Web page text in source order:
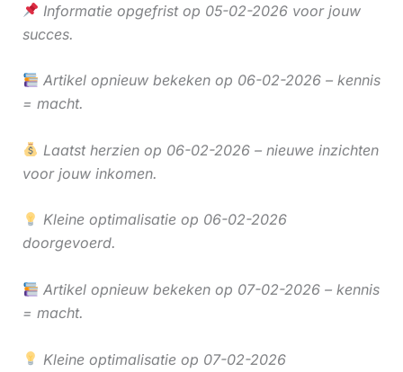
Informatie opgefrist op 05-02-2026 voor jouw
succes.
Artikel opnieuw bekeken op 06-02-2026 – kennis
= macht.
Laatst herzien op 06-02-2026 – nieuwe inzichten
voor jouw inkomen.
Kleine optimalisatie op 06-02-2026
doorgevoerd.
Artikel opnieuw bekeken op 07-02-2026 – kennis
= macht.
Kleine optimalisatie op 07-02-2026